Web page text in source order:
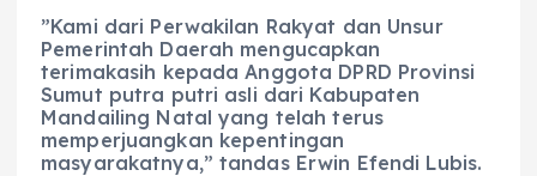
‎‎”Kami dari Perwakilan Rakyat dan Unsur
Pemerintah Daerah mengucapkan
terimakasih kepada Anggota DPRD Provinsi
Sumut putra putri asli dari Kabupaten
Mandailing Natal yang telah terus
memperjuangkan kepentingan
masyarakatnya,” tandas Erwin Efendi Lubis.